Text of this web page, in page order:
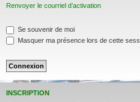
Renvoyer le courriel d’activation
Se souvenir de moi
Masquer ma présence lors de cette
INSCRIPTION